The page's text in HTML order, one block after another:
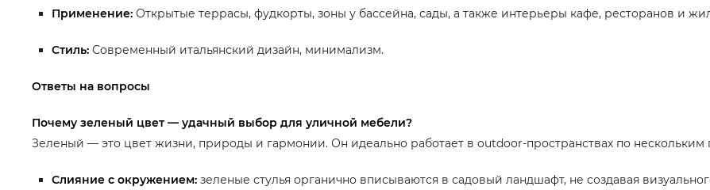
Применение: Открытые террасы, фудкорты, зоны у бассейна, сады, а также интерьеры кафе, ресторанов и
Стиль: Современный итальянский дизайн, минимализм.
Ответы на вопросы
Почему зеленый цвет — удачный выбор для уличной мебели?
Зеленый — это цвет жизни, природы и гармонии. Он идеально работает в outdoor-пространствах по нескольким
Слияние с окружением: зеленые стулья органично вписываются в садовый ландшафт, не создавая